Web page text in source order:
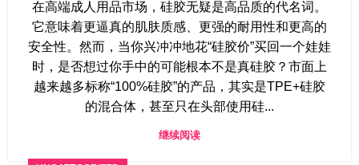
在高端成人用品市场，硅胶无疑是高品质的代名词。
它意味着更逼真的肌肤质感、更强的耐用性和更高的
安全性。然而，当你兴冲冲地花“硅胶价”买回一个娃娃
时，是否想过你手中的可能根本不是真硅胶？市面上
越来越多标称“100%硅胶”的产品，其实是TPE+硅胶
的混合体，甚至只在头部使用硅...
继续阅读